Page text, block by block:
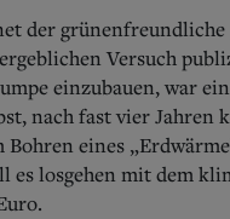
der
Versuch
einzubauen, war
nach fast vier Jahren
Bohren eines
es losgehen mit dem